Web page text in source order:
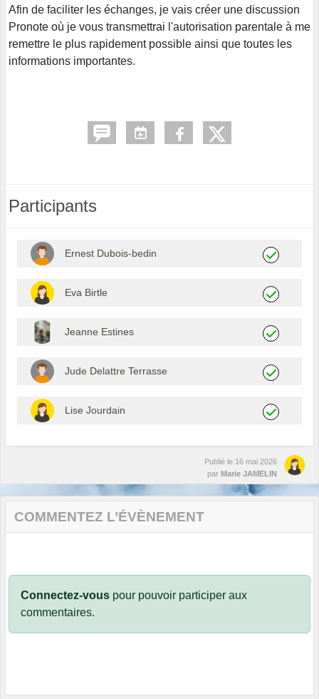
Afin de faciliter les échanges, je vais créer une discussion
Pronote où je vous transmettrai l'autorisation parentale à me
remettre le plus rapidement possible ainsi que toutes les
informations importantes.
Participants
Ernest Dubois-bedin
Eva Birtle
Jeanne Estines
Jude Delattre Terrasse
Lise Jourdain
Publié le 16 mai 2026
par Marie JAMELIN
COMMENTEZ L’ÉVÈNEMENT
Connectez-vous pour pouvoir participer aux
commentaires.